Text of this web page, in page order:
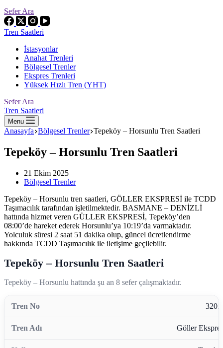
Sefer Ara
Tren Saatleri
İstasyonlar
Anahat Trenleri
Bölgesel Trenler
Ekspres Trenleri
Yüksek Hızlı Tren (YHT)
Sefer Ara
Tren Saatleri
Menu
Anasayfa Bölgesel Trenler Tepeköy – Horsunlu Tren Saatleri
Tepeköy – Horsunlu Tren Saatleri
21 Ekim 2025
Bölgesel Trenler
Tepeköy – Horsunlu tren saatleri, GÖLLER EKSPRESİ ile TCDD
Taşımacılık tarafından işletilmektedir. BASMANE – DENİZLİ
hattında hizmet veren GÜLLER EKSPRESİ, Tepeköy’den
08:00’de hareket ederek Horsunlu’ya 10:19’da varmaktadır.
Yolculuk süresi 2 saat 51 dakika olup, güncel ücretlendirme
hakkında TCDD Taşımacılık ile iletişime geçilebilir.
Tepeköy – Horsunlu Tren Saatleri
Tepeköy – Horsunlu hattında şu an 8 sefer çalışmaktadır.
Göller